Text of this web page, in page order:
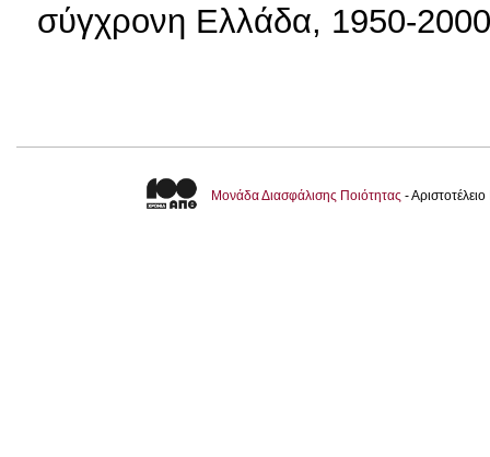
σύγχρονη Ελλάδα, 1950-2000
Μονάδα Διασφάλισης Ποιότητας -